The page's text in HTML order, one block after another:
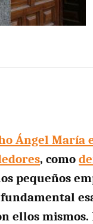
Ángel María
, como
pequeños
ellos mismos.